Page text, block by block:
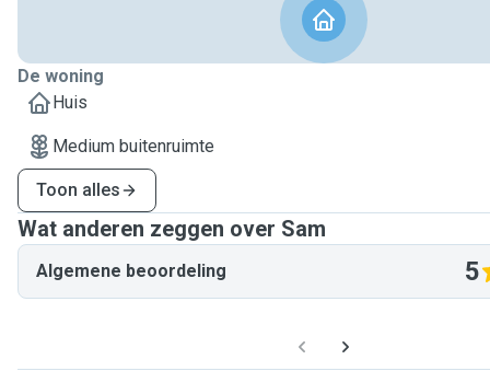
De woning
Huis
Medium buitenruimte
Toon alles
Wat anderen zeggen over Sam
Algemene beoordeling 5